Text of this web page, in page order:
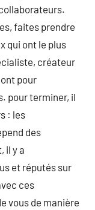
faites prendre
qui ont le plus
créateur
pour
pour terminer, il
: les
des
il y a
et réputés sur
ces
vous de manière